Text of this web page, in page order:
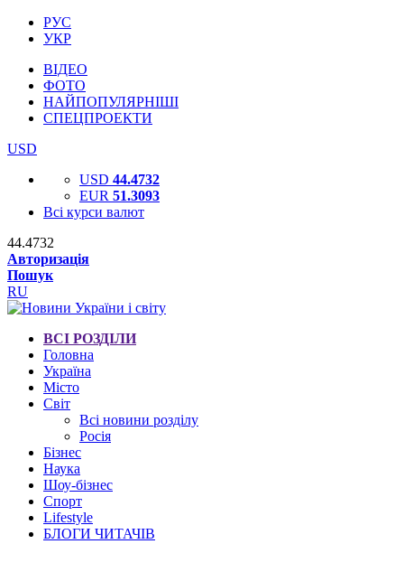
РУС
УКР
ВІДЕО
ФОТО
НАЙПОПУЛЯРНІШІ
СПЕЦПРОЕКТИ
USD
USD 44.4732
EUR 51.3093
Всі курси валют
44.4732
Авторизація
Пошук
RU
ВСІ РОЗДІЛИ
Головна
Україна
Місто
Світ
Всі новини розділу
Росія
Бізнес
Наука
Шоу-бізнес
Спорт
Lifestyle
БЛОГИ ЧИТАЧІВ